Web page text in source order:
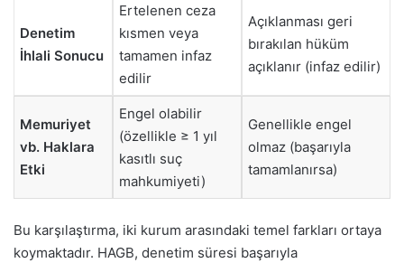
Denetim
İhlali Sonucu
Ertelenen ceza
kısmen veya
tamamen infaz
edilir
Açıklanması geri
bırakılan hüküm
açıklanır (infaz edilir)
Memuriyet
vb. Haklara
Etki
Engel olabilir
(özellikle ≥ 1 yıl
kasıtlı suç
mahkumiyeti)
Genellikle engel
olmaz (başarıyla
tamamlanırsa)
Bu karşılaştırma, iki kurum arasındaki temel farkları ortaya
koymaktadır. HAGB, denetim süresi başarıyla